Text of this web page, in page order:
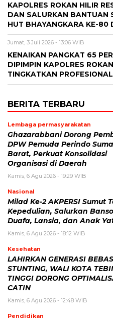
KAPOLRES ROKAN HILIR
DAN SALURKAN BANTUAN
HUT BHAYANGKARA KE-80
Jumat, 3 Juli 2026 - 13:06 WIB
KENAIKAN PANGKAT 65
DIPIMPIN KAPOLRES
TINGKATKAN
BERITA TERBARU
Lembaga permasyarakatan
Ghazarabbani Dorong
DPW Pemuda Perindo
Barat, Perkuat Konsolidasi
Organisasi di Daerah
Kamis, 6 Agu 2026 - 19:29 WIB
Nasional
Milad Ke-2 AKPERSI Sumut
Kepedulian, Salurkan
Duafa, Lansia, dan Anak
Kamis, 6 Agu 2026 - 18:12 WIB
Kesehatan
LAHIRKAN GENERASI BEBAS
STUNTING, WALI KOTA
TINGGI DORONG
CATIN
Kamis, 6 Agu 2026 - 12:48 WIB
Pendidikan